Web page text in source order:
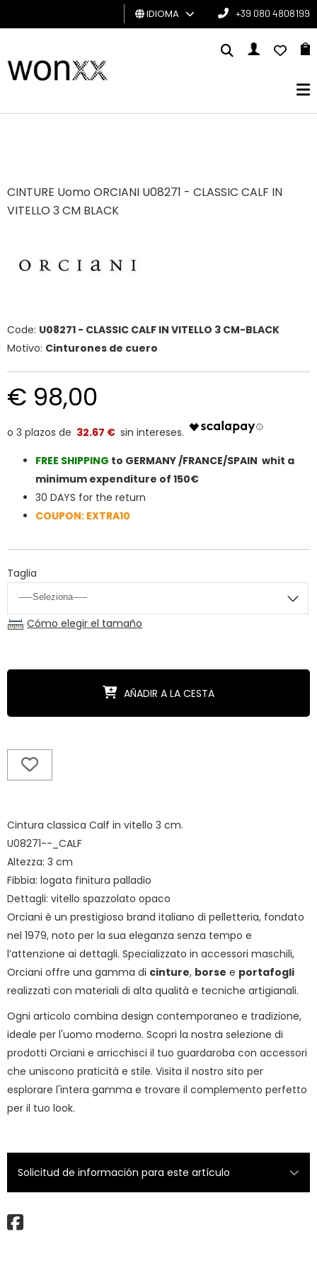
HOMBRE
BRAND
IDIOMA +39 080 4808199
CINTURE Uomo ORCIANI U08271 - CLASSIC CALF IN
VITELLO 3 CM BLACK
Code: U08271 - CLASSIC CALF IN VITELLO 3 CM-BLACK
Motivo: Cinturones de cuero
€ 98,00
32.67 €
FREE SHIPPING to GERMANY /FRANCE/SPAIN whit a
minimum expenditure of 150€
30 DAYS for the return
COUPON: EXTRA10
Taglia
Cómo elegir el tamaño
AÑADIR A LA CESTA
Cintura classica Calf in vitello 3 cm.
U08271--_CALF
Altezza: 3 cm
Fibbia: logata finitura palladio
Dettagli: vitello spazzolato opaco
Orciani è un prestigioso brand italiano di pelletteria, fondato
nel 1979, noto per la sua eleganza senza tempo e
l’attenzione ai dettagli. Specializzato in accessori maschili,
Orciani offre una gamma di cinture, borse e portafogli
realizzati con materiali di alta qualità e tecniche artigianali.
Ogni articolo combina design contemporaneo e tradizione,
ideale per l'uomo moderno. Scopri la nostra selezione di
prodotti Orciani e arricchisci il tuo guardaroba con accessori
che uniscono praticità e stile. Visita il nostro sito per
esplorare l'intera gamma e trovare il complemento perfetto
per il tuo look.
Solicitud de información para este artículo